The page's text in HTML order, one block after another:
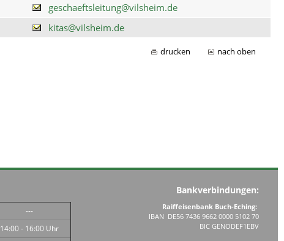
geschaeftsleitung@vilsheim.de
kitas@vilsheim.de
drucken nach oben
---
14:00 - 16:00 Uhr
Bankverbindungen:
Raiffeisenbank Buch-Eching:
IBAN DE56 7436 9662 0000 5102 70
BIC GENODEF1EBV